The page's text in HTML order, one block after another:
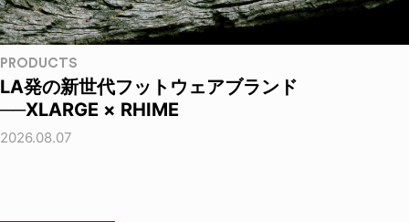
PRODUCTS
LA発の新世代フットウェアブランド
──XLARGE × RHIME
2026.08.07